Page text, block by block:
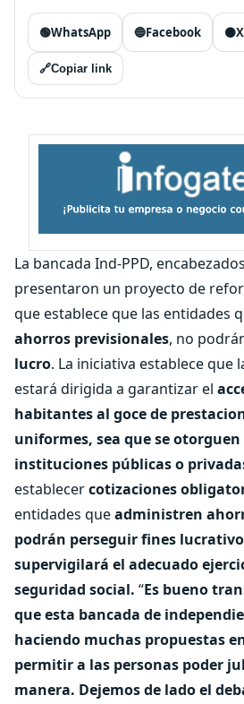
🟢WhatsApp 🔵Facebook ⚫X
🔗Copiar link
La bancada Ind-PPD,
presentaron un proyecto de
que establece que las entidades
ahorros previsionales, no
lucro. La iniciativa establece que
estará dirigida a garantizar el
habitantes al goce de
uniformes, sea que se otorguen
instituciones públicas o
establecercotizaciones
entidades queadministren
podrán perseguir fines
supervigilará el adecuado
seguridad social. “Es bueno
que esta bancada de
haciendo muchas propuestas
permitir a las personas poder
manera. Dejemos de lado el